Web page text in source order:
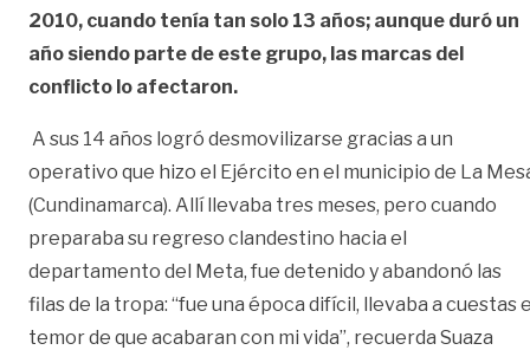
2010, cuando tenía tan solo 13 años; aunque duró un
año siendo parte de este grupo, las marcas del
conflicto lo afectaron.
A sus 14 años logró desmovilizarse gracias a un
operativo que hizo el Ejército en el municipio de La
(Cundinamarca). Allí llevaba tres meses, pero cuando
preparaba su regreso clandestino hacia el
departamento del Meta, fue detenido y abandonó las
filas de la tropa: “fue una época difícil, llevaba a cuestas
temor de que acabaran con mi vida”, recuerda Suaza